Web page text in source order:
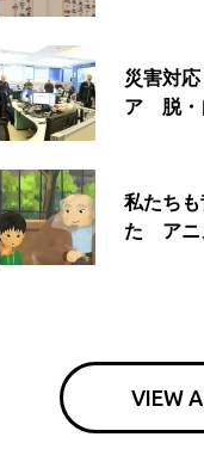
読む も
災害対
ア 脱・
所運営
私たち
た アニ
VIEW